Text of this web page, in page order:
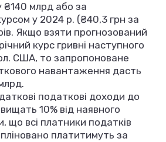
млрд або за
у 2024 р. (₴40,3 грн за
Якщо взяти прогнозований
курс гривні наступного
США, то запропоноване
навантаження дасть
податкові доходи до
10% від наявного
що всі платники податків
платитимуть за